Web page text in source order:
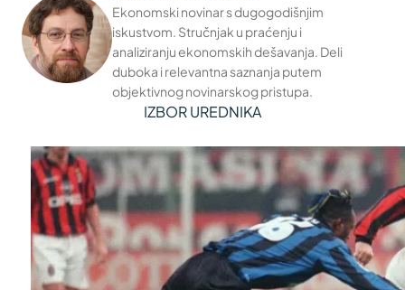
Ekonomski novinar s dugogodišnjim
iskustvom. Stručnjak u praćenju i
analiziranju ekonomskih dešavanja. Deli
duboka i relevantna saznanja putem
objektivnog novinarskog pristupa.
IZBOR UREDNIKA